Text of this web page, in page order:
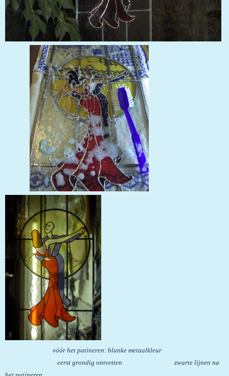
vóór het patineren: blanke metaalkleur
eerst grondig ontvetten zwarte lijnen na